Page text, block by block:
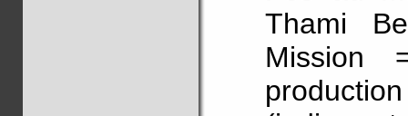
Thami
Mission